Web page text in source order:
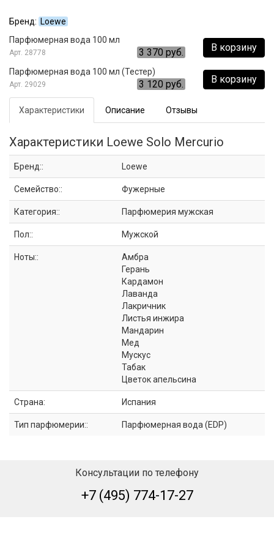
Бренд: Loewe
В корзину
Парфюмерная вода 100 мл
28778 3 370 руб.
В корзину
Парфюмерная вода 100 мл (Тестер)
29029 3 120 руб.
Характеристики Описание Отзывы
Характеристики Loewe Solo Mercurio
Бренд:: Loewe
Семейство:: Фужерные
Категория:: Парфюмерия мужская
Пол:: Мужской
Ноты::
Амбра
Герань
Кардамон
Лаванда
Лакричник
Листья инжира
Мандарин
Мед
Мускус
Табак
Цветок апельсина
Страна: Испания
Тип парфюмерии:: Парфюмерная вода (EDP)
Консультации по телефону
+7 (495) 774-17-27